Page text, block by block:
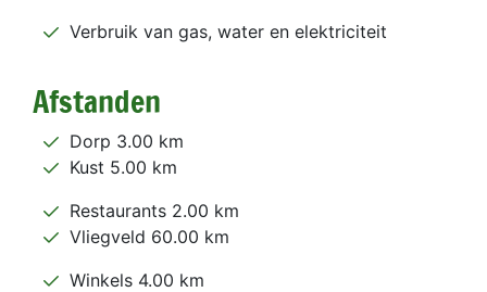
Verbruik van gas, water en elektriciteit
Afstanden
Dorp 3.00 km
Kust 5.00 km
Restaurants 2.00 km
Vliegveld 60.00 km
Winkels 4.00 km